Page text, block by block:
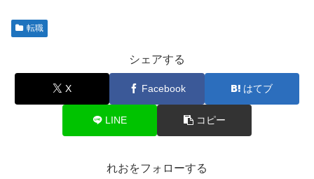
転職
シェアする
X Facebook はてブ
LINE コピー
れおをフォローする